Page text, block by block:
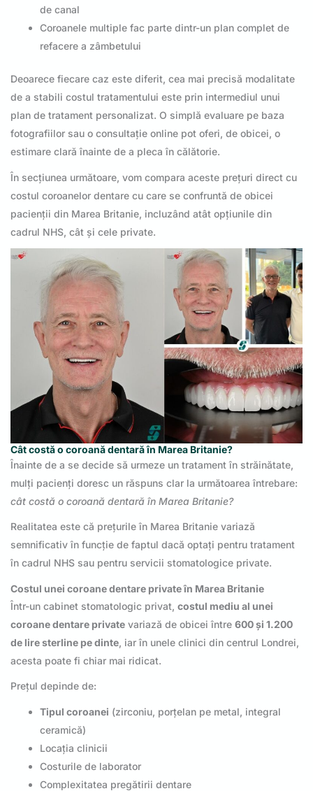
de canal
Coroanele multiple fac parte dintr-un plan complet de
refacere a zâmbetului
Deoarece fiecare caz este diferit, cea mai precisă modalitate
de a stabili costul tratamentului este prin intermediul unui
plan de tratament personalizat. O simplă evaluare pe baza
fotografiilor sau o consultație online pot oferi, de obicei, o
estimare clară înainte de a pleca în călătorie.
În secțiunea următoare, vom compara aceste prețuri direct cu
costul coroanelor dentare cu care se confruntă de obicei
pacienții din Marea Britanie, incluzând atât opțiunile din
cadrul NHS, cât și cele private.
Cât costă o coroană dentară în Marea Britanie?
Înainte de a se decide să urmeze un tratament în străinătate,
mulți pacienți doresc un răspuns clar la următoarea întrebare:
cât costă o coroană dentară în Marea Britanie?
Realitatea este că prețurile în Marea Britanie variază
semnificativ în funcție de faptul dacă optați pentru tratament
în cadrul NHS sau pentru servicii stomatologice private.
Costul unei coroane dentare private în Marea Britanie
Într-un cabinet stomatologic privat, costul mediu al unei
coroane dentare private variază de obicei între 600 și 1.200
de lire sterline pe dinte, iar în unele clinici din centrul Londrei,
acesta poate fi chiar mai ridicat.
Prețul depinde de:
Tipul coroanei (zirconiu, porțelan pe metal, integral
ceramică)
Locația clinicii
Costurile de laborator
Complexitatea pregătirii dentare